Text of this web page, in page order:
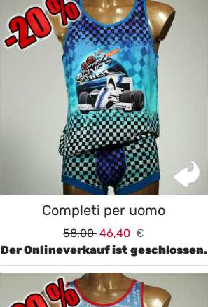
Completi per uomo
58,00 46,40 €
Der Onlineverkauf ist geschlossen.